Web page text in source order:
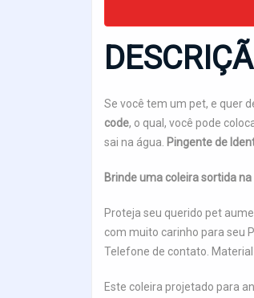
Se você tem um pet, e quer
code, o qual, você pode
sai na água. Pingente de
Brinde uma coleira sortida
Proteja seu querido pet
com muito carinho para seu
Telefone de contato.
Este coleira projetado para